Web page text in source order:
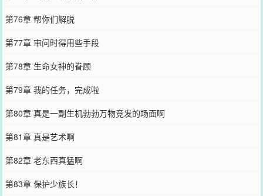
第76章 帮你们解脱
第77章 审问时得用些手段
第78章 生命女神的眷顾
第79章 我的任务，完成啦
第80章 真是一副生机勃勃万物竞发的场面啊
第81章 真是艺术啊
第82章 老东西真猛啊
第83章 保护少族长！